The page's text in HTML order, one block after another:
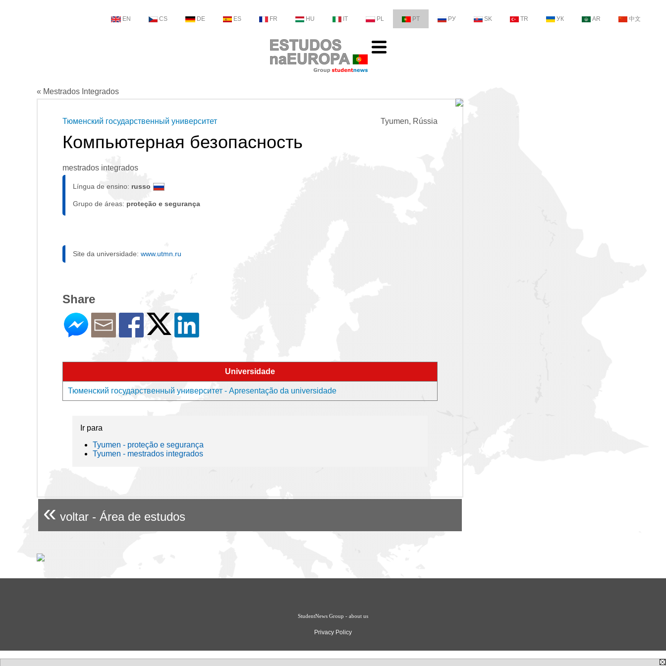
EN CS DE ES FR HU IT PL PT РУ SK TR УК AR 中文
« Mestrados Integrados
Tyumen, Rússia
Тюменский государственный университет
Компьютерная безопасность
mestrados integrados
Língua de ensino: russo
Grupo de áreas: proteção e segurança
Site da universidade: www.utmn.ru
Share
Universidade
Тюменский государственный университет - Apresentação da universidade
Ir para
Tyumen - proteção e segurança
Tyumen - mestrados integrados
« voltar - Área de estudos
StudentNews Group - about us
Privacy Policy